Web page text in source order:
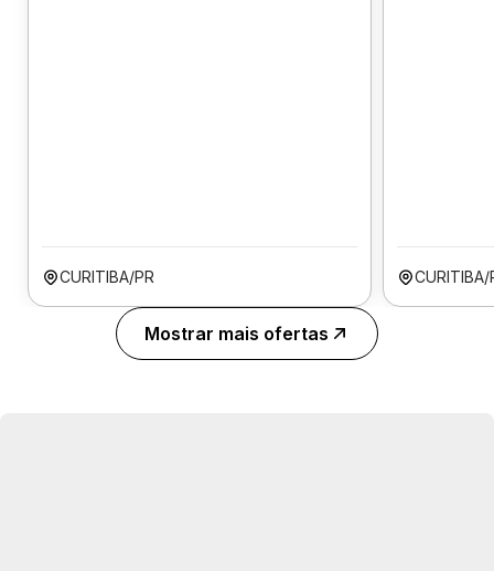
CURITIBA/PR CURITIBA/
Mostrar mais ofertas